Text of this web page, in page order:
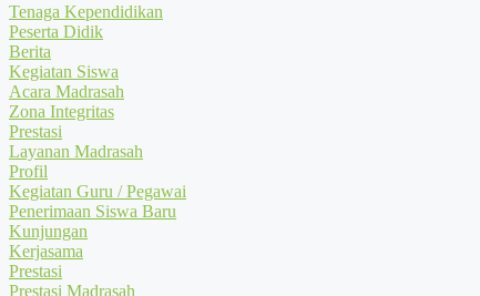
Tenaga Kependidikan
Peserta Didik
Berita
Kegiatan Siswa
Acara Madrasah
Zona Integritas
Prestasi
Layanan Madrasah
Profil
Kegiatan Guru / Pegawai
Penerimaan Siswa Baru
Kunjungan
Kerjasama
Prestasi
Prestasi Madrasah